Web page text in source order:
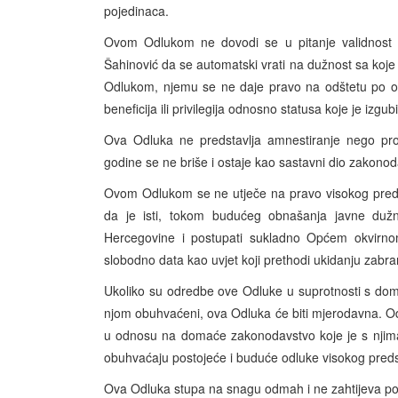
pojedinaca.
Ovom Odlukom ne dovodi se u pitanje
Šahinović da se automatski vrati na dužnost sa
Odlukom, njemu se ne daje pravo na odštetu po
beneficija ili privilegija odnosno statusa koje je
Ova Odluka ne predstavlja amnestiranje nego
godine se ne briše i ostaje kao sastavni dio
Ovom Odlukom se ne utječe na pravo visokog
da je isti, tokom budućeg obnašanja javne
Hercegovine i postupati sukladno Općem
slobodno data kao uvjet koji prethodi ukidanju
Ukoliko su odredbe ove Odluke u suprotnosti s
njom obuhvaćeni, ova Odluka će biti mjerodavna.
u odnosu na domaće zakonodavstvo koje je s
obuhvaćaju postojeće i buduće odluke visokog
Ova Odluka stupa na snagu odmah i ne zahtijeva